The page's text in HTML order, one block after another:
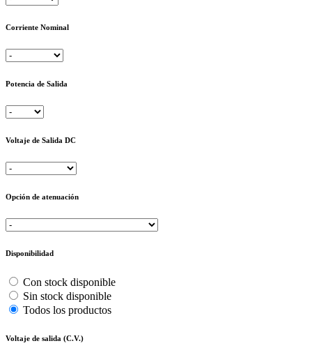
Corriente Nominal
Potencia de Salida
Voltaje de Salida DC
Opción de atenuación
Disponibilidad
Con stock disponible
Sin stock disponible
Todos los productos
Voltaje de salida (C.V.)